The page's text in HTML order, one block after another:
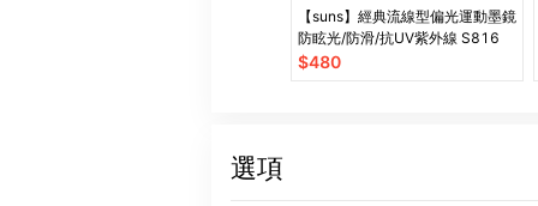
【suns】經典流線型偏光運動墨鏡
防眩光/防滑/抗UV紫外線 S816
$480
選項